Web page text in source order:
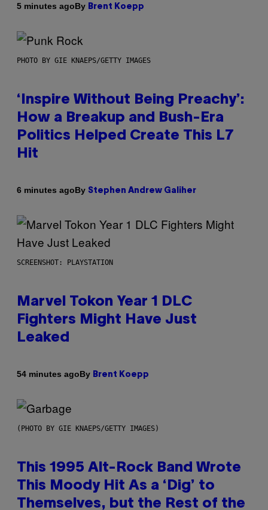
5 minutes agoBy Brent Koepp
PHOTO BY GIE KNAEPS/GETTY IMAGES
‘Inspire Without Being Preachy’:
How a Breakup and Bush-Era
Politics Helped Create This L7
Hit
6 minutes agoBy Stephen Andrew Galiher
SCREENSHOT: PLAYSTATION
Marvel Tokon Year 1 DLC
Fighters Might Have Just
Leaked
54 minutes agoBy Brent Koepp
(PHOTO BY GIE KNAEPS/GETTY IMAGES)
This 1995 Alt-Rock Band Wrote
This Moody Hit As a ‘Dig’ to
Themselves, but the Rest of the